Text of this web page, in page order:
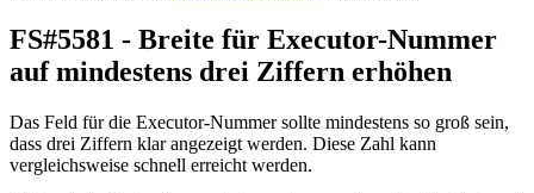
FS#5581 - Breite für Executor-Nummer
auf mindestens drei Ziffern erhöhen
Das Feld für die Executor-Nummer sollte mindestens so groß sein,
dass drei Ziffern klar angezeigt werden. Diese Zahl kann
vergleichsweise schnell erreicht werden.